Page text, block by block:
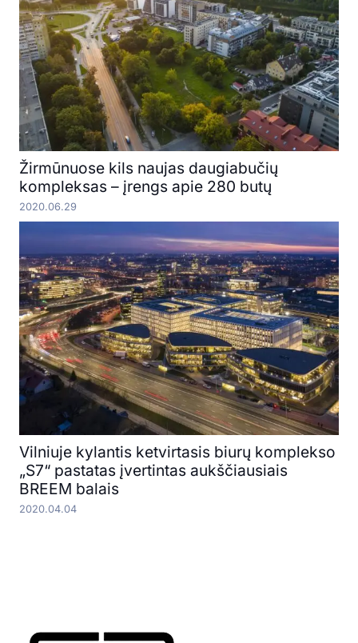
Žirmūnuose kils naujas daugiabučių
kompleksas – įrengs apie 280 butų
2020.06.29
Vilniuje kylantis ketvirtasis biurų komplekso
„S7“ pastatas įvertintas aukščiausiais
BREEM balais
2020.04.04